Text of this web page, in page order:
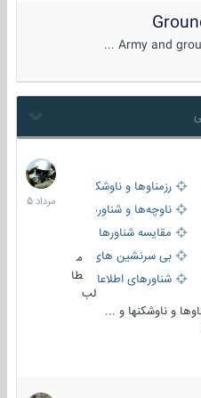
Army and
بر
رزمناوها و ناوشکن‌ها
ناوچه‌ها و شناورهای گشتی
مقایسه شناورها
بی سرنشین های دریایی
شناورهای اطلاعاتی و جاسوسی
طا
لب
و ناوشکنها و ...
2
مرداد
1405